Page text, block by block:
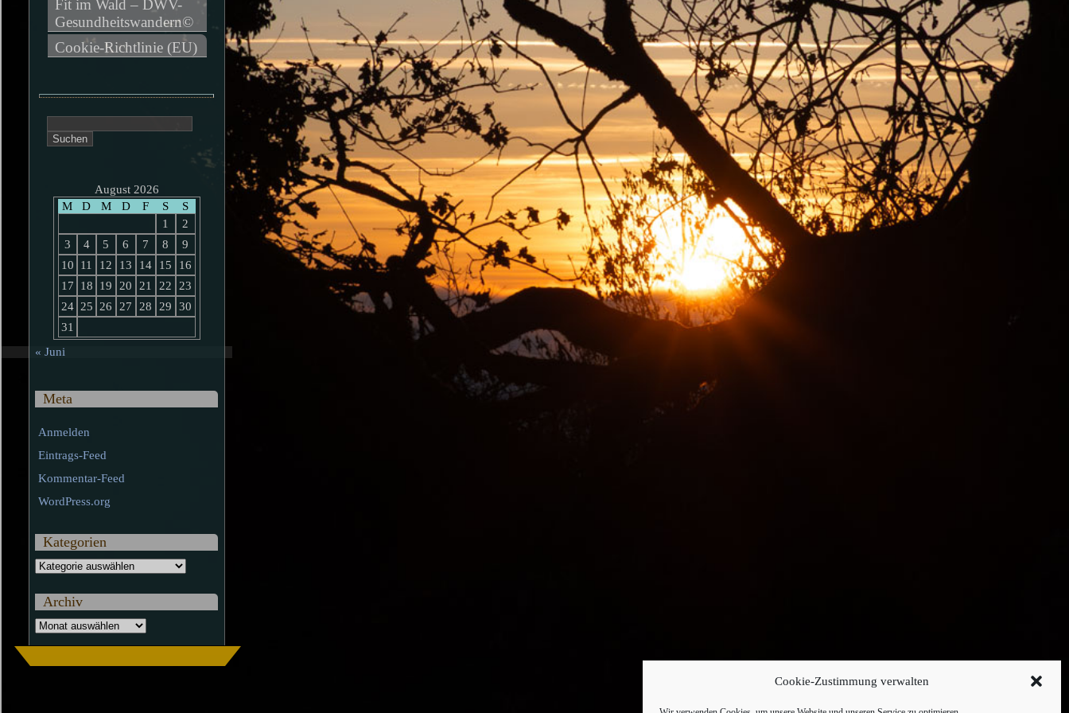
Cookie-Zustimmung verwalten
Fit im Wald – DWV-
Gesundheitswandern©
Cookie-Richtlinie (EU)
nach:
August 2026
M
D M D F S
S
1
2
3
4 5 6 7 8
9
10
11 12 13 14 15
16
17
18 19 20 21 22
23
24 25 26 27 28 29
30
31
« Juni
Meta
Anmelden
Eintrags-Feed
Kommentar-Feed
WordPress.org
Kategorien
Kategorien
Archiv
Archiv